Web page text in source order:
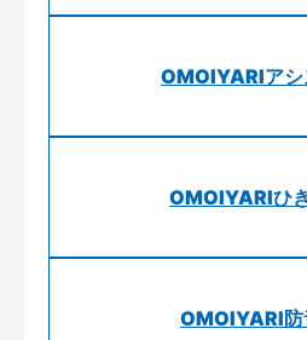
OMOIYARIアシ
OMOIYARIひ
OMOIYARI防